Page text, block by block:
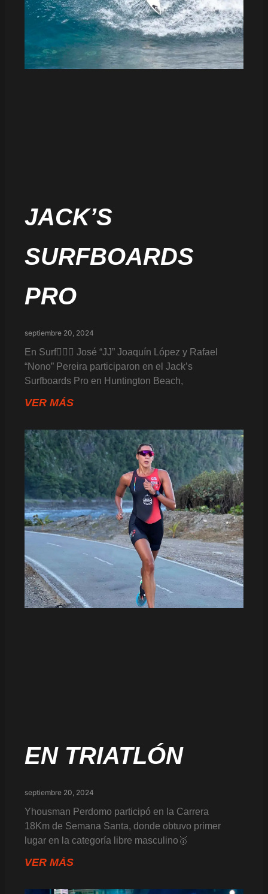
JACK’S
SURFBOARDS
PRO
septiembre 20, 2024
En Surf🏄🏻‍♂️ José “JJ” Joaquín López y Rafael
“Nono” Pereira participaron en el Jack’s
Surfboards Pro en Huntington Beach,
VER MÁS
EN TRIATLÓN
septiembre 20, 2024
Yhousman Perdomo participó en la Carrera
18Km de Semana Santa, donde obtuvo primer
lugar en la categoría libre masculino🥇
VER MÁS